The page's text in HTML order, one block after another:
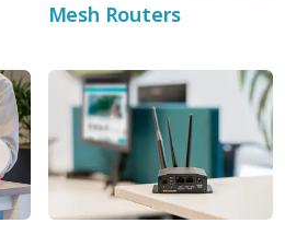
Mesh Routers